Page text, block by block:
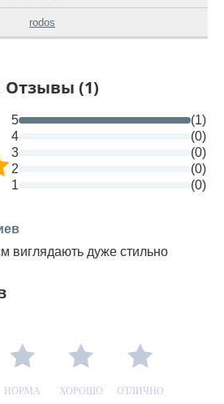
rodos
Отзывы (1)
5
(1)
4
(0)
3
(0)
2
(0)
1
(0)
виглядають дуже стильно
НОРМА ХОРОШО ОТЛИЧНО